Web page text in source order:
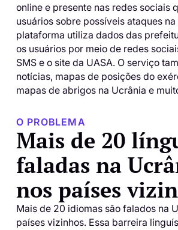
online e presente nas redes sociais
usuários sobre possíveis ataques
plataforma utiliza dados das
os usuários por meio de redes
SMS e o site da UASA. O serviço
notícias, mapas de posições do
mapas de abrigos na Ucrânia e
O PROBLEMA
Mais de 20
faladas na
nos países
Mais de 20 idiomas são falados na
países vizinhos. Essa barreira